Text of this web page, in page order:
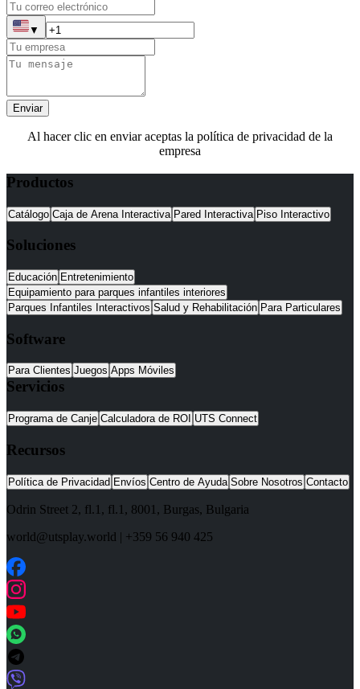
▼
Enviar
Al hacer clic en enviar aceptas la política de privacidad de la
empresa
Productos
Catálogo Caja de Arena Interactiva Pared Interactiva Piso Interactivo
Soluciones
Educación Entretenimiento
Equipamiento para parques infantiles interiores
Parques Infantiles Interactivos Salud y Rehabilitación Para Particulares
Software
Para Clientes Juegos Apps Móviles
Servicios
Programa de Canje Calculadora de ROI UTS Connect
Recursos
Política de Privacidad Envíos Centro de Ayuda Sobre Nosotros Contacto
Odrin Street 2, fl.1 , fl.1, 8001 , Burgas, Bulgaria
world@utsplay.world | +359 56 940 425